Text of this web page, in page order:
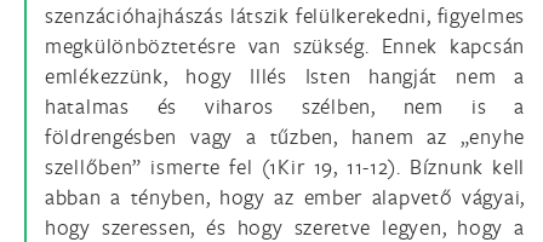
szenzációhajhászás látszik felülkerekedni, figyelmes
megkülönböztetésre van szükség. Ennek kapcsán
emlékezzünk, hogy Illés Isten hangját nem a
hatalmas és viharos szélben, nem is a
földrengésben vagy a tűzben, hanem az „enyhe
szellőben” ismerte fel (1Kir 19, 11-12). Bíznunk kell
abban a tényben, hogy az ember alapvető vágyai,
hogy szeressen, és hogy szeretve legyen, hogy a